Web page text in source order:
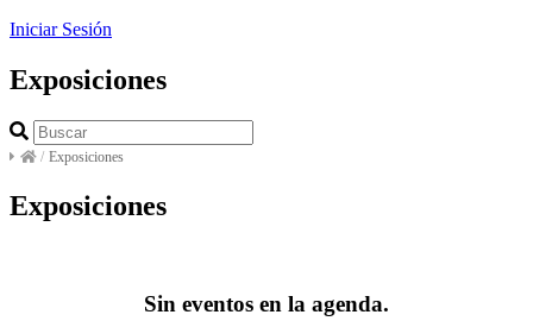
Iniciar Sesión
Exposiciones
/ Exposiciones
Exposiciones
Sin eventos en la agenda.